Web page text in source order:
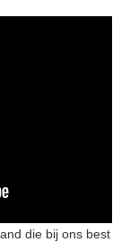
die bij ons best